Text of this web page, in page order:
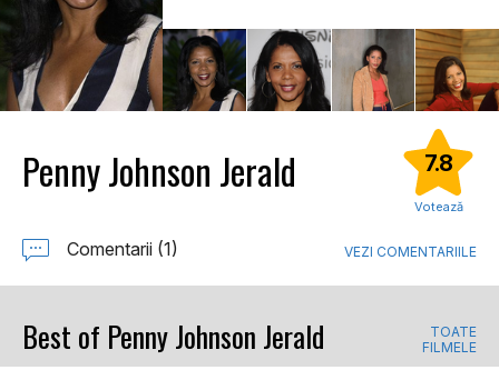
Penny Johnson Jerald 7.8
Votează
Comentarii (1) VEZI COMENTARIILE
Best of Penny Johnson Jerald
TOATE
FILMELE